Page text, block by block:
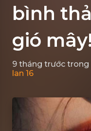
bình
gió
9 tháng trước trong
lan 16